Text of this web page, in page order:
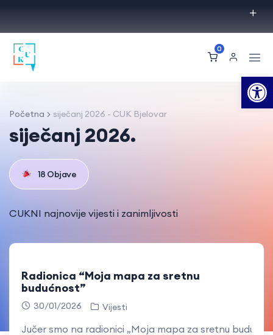
0
Početna siječanj 2026 - CUK Bjelovar
siječanj 2026.
18 Objave
CUKNI najnovije vijesti i zanimljivosti
Radionica “Moja mapa za sretnu
budućnost”
30/01/2026 Vijesti
Jučer smo na radionici „Moja mapa za sretnu